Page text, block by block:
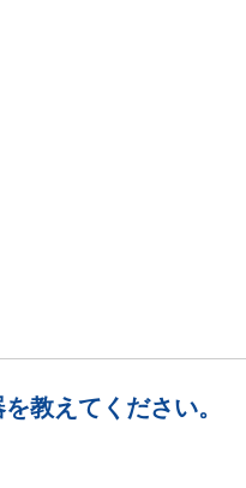
教えてください。